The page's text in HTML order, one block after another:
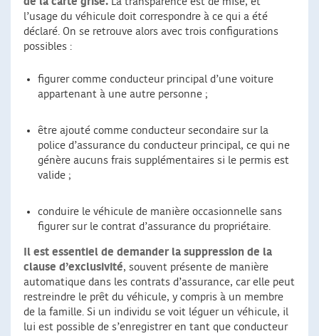
l’usage du véhicule doit correspondre à ce qui a été
déclaré. On se retrouve alors avec trois configurations
possibles :
figurer comme conducteur principal d’une voiture
appartenant à une autre personne ;
être ajouté comme conducteur secondaire sur la
police d’assurance du conducteur principal, ce qui ne
génère aucuns frais supplémentaires si le permis est
valide ;
conduire le véhicule de manière occasionnelle sans
figurer sur le contrat d’assurance du propriétaire.
Il est essentiel de demander la suppression de la
clause d’exclusivité, souvent présente de manière
automatique dans les contrats d’assurance, car elle peut
restreindre le prêt du véhicule, y compris à un membre
de la famille. Si un individu se voit léguer un véhicule, il
lui est possible de s’enregistrer en tant que conducteur